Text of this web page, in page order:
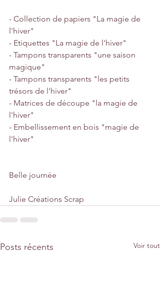
- Collection de papiers "La magie de
l'hiver"
- Etiquettes "La magie de l'hiver"
- Tampons transparents "une saison
magique"
- Tampons transparents "les petits
trésors de l'hiver"
- Matrices de découpe "la magie de
l'hiver"
- Embellissement en bois "magie de
l'hiver"
Belle journée
Julie Créations Scrap
Posts récents Voir tout